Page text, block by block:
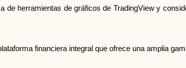
de herramientas de gráficos de TradingView y
financiera integral que ofrece una amplia